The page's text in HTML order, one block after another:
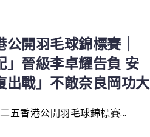
公開羽毛球錦標賽｜
」晉級李卓耀告負 安
出戰」不敵奈良岡功大
二五香港公開羽毛球錦標賽...